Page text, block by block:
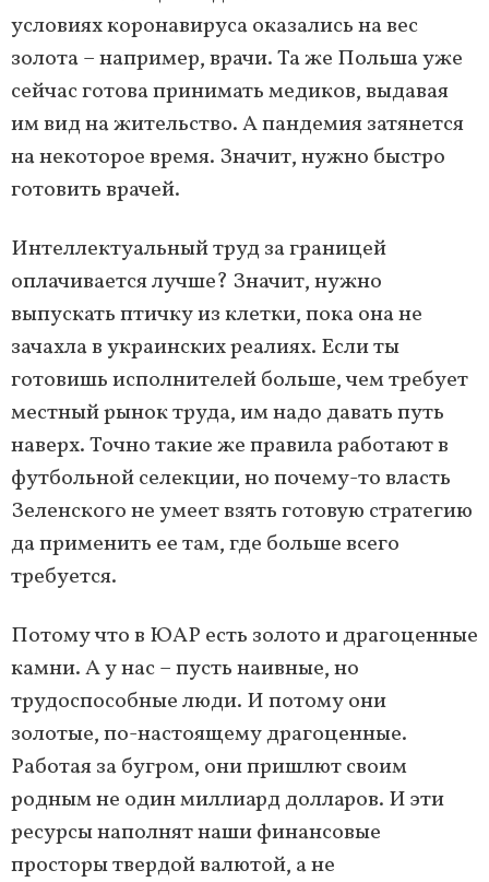
условиях коронавируса оказались на вес
золота – например, врачи. Та же Польша уже
сейчас готова принимать медиков, выдавая
им вид на жительство. А пандемия затянется
на некоторое время. Значит, нужно быстро
готовить врачей.
Интеллектуальный труд за границей
оплачивается лучше? Значит, нужно
выпускать птичку из клетки, пока она не
зачахла в украинских реалиях. Если ты
готовишь исполнителей больше, чем требует
местный рынок труда, им надо давать путь
наверх. Точно такие же правила работают в
футбольной селекции, но почему-то власть
Зеленского не умеет взять готовую стратегию
да применить ее там, где больше всего
требуется.
Потому что в ЮАР есть золото и драгоценные
камни. А у нас – пусть наивные, но
трудоспособные люди. И потому они
золотые, по-настоящему драгоценные.
Работая за бугром, они пришлют своим
родным не один миллиард долларов. И эти
ресурсы наполнят наши финансовые
просторы твердой валютой, а не